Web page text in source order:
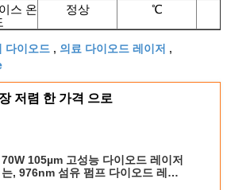
스 온
정상 ℃
다이오드 , 의료 다이오드 레이저 ,
저렴 한 가격 으로
70W 105µm 고성능 다이오드 레이저
는, 976nm 섬유 펌프 다이오드 레이